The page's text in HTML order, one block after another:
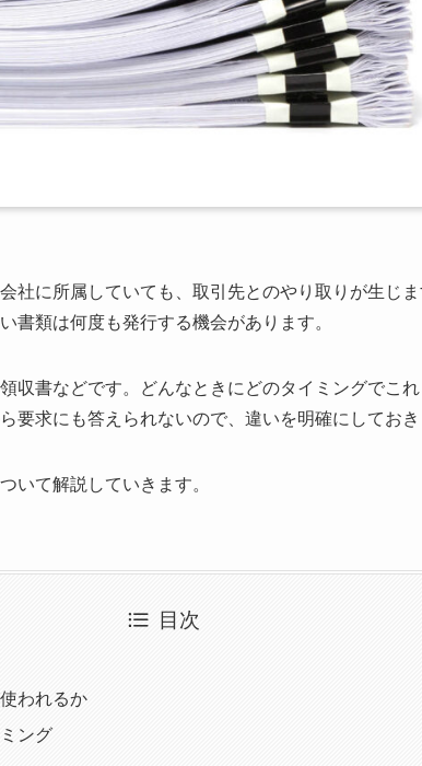
社に所属していても、取引先とのやり取りが生じ
書類は何度も発行する機会があります。
収書などです。どんなときにどのタイミングでこ
要求にも答えられないので、違いを明確にしておき
いて解説していきます。
目次
われるか
ング